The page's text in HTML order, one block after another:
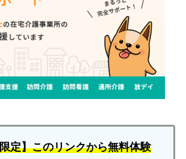
定】このリンクから無料体験